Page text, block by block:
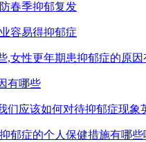
春季抑郁复发
容易得抑郁症
,女性更年期患抑郁症的原
有哪些
们应该如何对待抑郁症现象
郁症的个人保健措施有哪些